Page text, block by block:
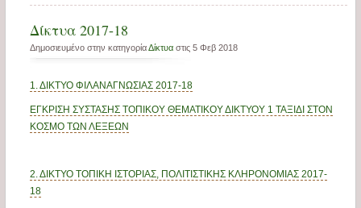
Δίκτυα 2017-18
Δημοσιευμένο στην κατηγορίαΔίκτυαστις 5 Φεβ 2018
1. ΔΙΚΤΥΟ ΦΙΛΑΝΑΓΝΩΣΙΑΣ 2017-18
ΕΓΚΡΙΣΗ ΣΥΣΤΑΣΗΣ ΤΟΠΙΚΟΥ ΘΕΜΑΤΙΚΟΥ ΔΙΚΤΥΟΥ 1 ΤΑΞΙΔΙ ΣΤΟΝ
ΚΟΣΜΟ ΤΩΝ ΛΕΞΕΩΝ
2. ΔΙΚΤΥΟ ΤΟΠΙΚΗ ΙΣΤΟΡΙΑΣ, ΠΟΛΙΤΙΣΤΙΚΗΣ ΚΛΗΡΟΝΟΜΙΑΣ 2017-
18